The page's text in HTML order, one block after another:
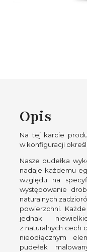
Opis
Na tej karcie
w konfiguracji
Nasze pudełka
nadaje każdemu
względu na
występowanie
naturalnych
powierzchni.
jednak
z naturalnych cech
nieodłącznym
pudełek